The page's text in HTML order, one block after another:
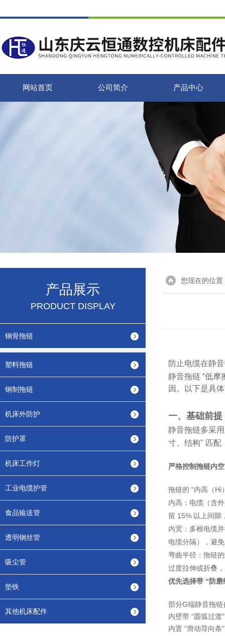
网站首页 公司简介 产品中心
产品展示
PRODUCT DISPLAY
钢骨拖链
塑料拖链
钢制拖链
机床外防护
防护罩
机床工作灯
工业电缆护管
食品输送管
透明钢丝管
吸尘管
垫铁
其他机床配件
您现在的位置
防止电缆在静
静音拖链 “低
因。以下是具
一、基础前
静音拖链多采用
寸、结构" 匹配
严格控制拖链内
拖链的 “内高（
内高：电缆（含
留 15% 以上间隙
内宽：多根电缆
电缆分隔），避
弯曲半径：拖链的
过度拉伸或折叠
优先选择带 “防
部分G端静音拖
内壁带 “圆弧过
内置 “滑动导向